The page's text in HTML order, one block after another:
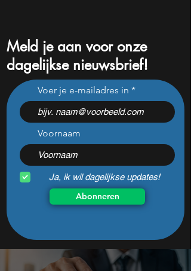
Beleggers dumpen dit
chipaandeel maar Wall
Street ziet een zeldzame
koopkans
Meld je aan voor onze
dagelijkse nieuwsbrief!
Voer je e-mailadres in
Voornaam
Ja, ik wil dagelijkse updates!
Abonneren